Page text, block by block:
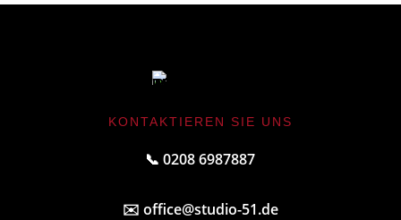
KONTAKTIEREN SIE UNS
📞 0208 6987887
✉️ office@studio-51.de